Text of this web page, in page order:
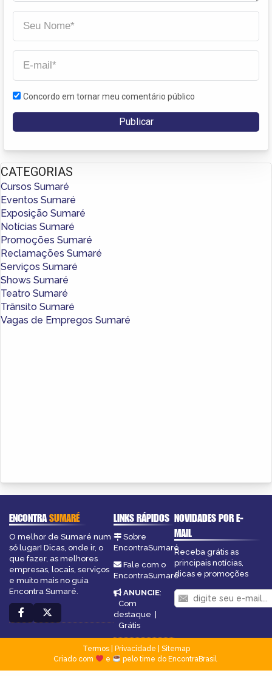
Concordo em tornar meu comentário público
CATEGORIAS
Cursos Sumaré
Eventos Sumaré
Exposição Sumaré
Notícias Sumaré
Promoções Sumaré
Reclamações Sumaré
Serviços Sumaré
Shows Sumaré
Teatro Sumaré
Trânsito Sumaré
Vagas de Empregos Sumaré
ENCONTRASUMARÉ
O melhor de Sumaré num
só lugar! Dicas, onde ir, o
que fazer, as melhores
empresas, locais, serviços
e muito mais no guia
Encontra Sumaré.
LINKS RÁPIDOS
Sobre
EncontraSumaré
Fale com o
EncontraSumaré
ANUNCIE:
Com
destaque
Grátis
NOVIDADES POR E-
MAIL
Receba grátis as
principais notícias,
dicas e promoções
Termos| Privacidade
Sitemap
Criado com
e pelo time do EncontraBrasil